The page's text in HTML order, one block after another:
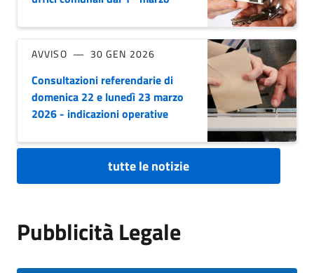
AVVISO 30 GEN 2026
Consultazioni referendarie di
domenica 22 e lunedì 23 marzo
2026 - indicazioni operative
tutte le notizie
Pubblicità Legale